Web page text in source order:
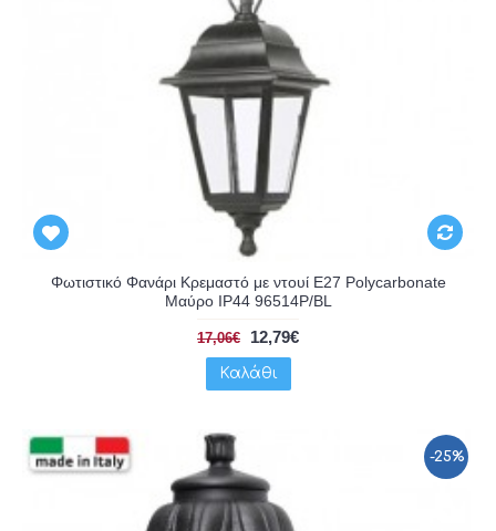
Φωτιστικό Φανάρι Κρεμαστό με ντουί E27 Polycarbonate
Μαύρο IP44 96514P/BL
17,06€ 12,79€
Καλάθι
-25%